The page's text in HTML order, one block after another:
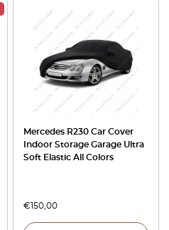
Mercedes R230 Car Cover
Indoor Storage Garage Ultra
Soft Elastic All Colors
€150,00